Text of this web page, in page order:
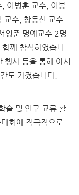
이병훈 교수, 이봉
교수, 창동신 교수
영준 명예교수 2명
께 참석하였습니
행사 등을 통해 아시
도 가졌습니다.
술 및 연구 교류 활
회에 적극적으로